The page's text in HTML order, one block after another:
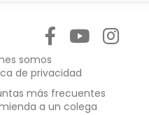
somos
de privacidad
más frecuentes
a un colega